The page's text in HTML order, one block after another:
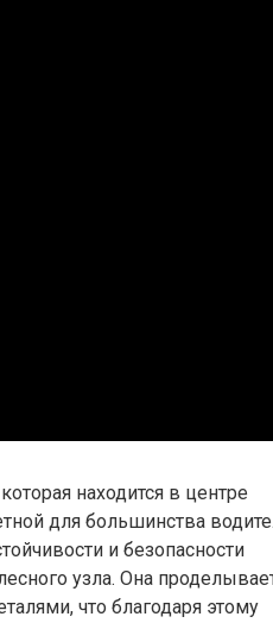
находится в центре
для большинства
и безопасности
узла. Она
что благодаря этому